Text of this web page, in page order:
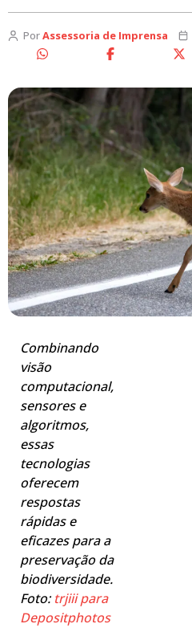
PorAssessoria de Imprensa
Combinando
visão
computacional,
sensores e
algoritmos,
essas
tecnologias
oferecem
respostas
rápidas e
eficazes para a
preservação da
biodiversidade.
Foto: trjiii para
Depositphotos